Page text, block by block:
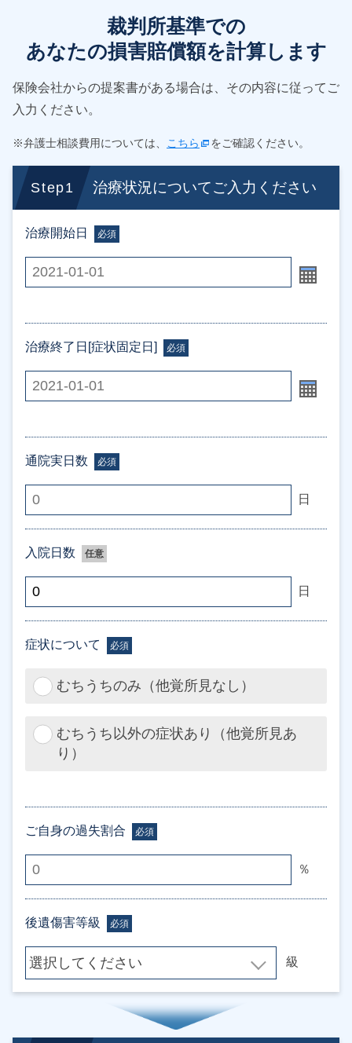
裁判所基準での
あなたの損害賠償額を計算します
保険会社からの提案書がある場合は、その内容に従ってご
入力ください。
※弁護士相談費用については、 こちら をご確認ください。
Step1 治療状況についてご入力ください
治療開始日 必須
治療終了日[症状固定日] 必須
通院実日数 必須
日
入院日数 任意
日
症状について 必須
むちうちのみ（他覚所見なし）
むちうち以外の症状あり（他覚所見あ
り）
ご自身の過失割合 必須
％
後遺傷害等級 必須
級